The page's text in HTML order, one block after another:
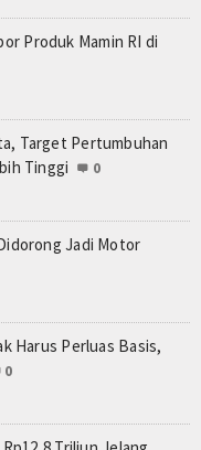
Produk Mamin RI di
Target Pertumbuhan
Tinggi
0
Jadi Motor
Harus Perluas Basis,
0